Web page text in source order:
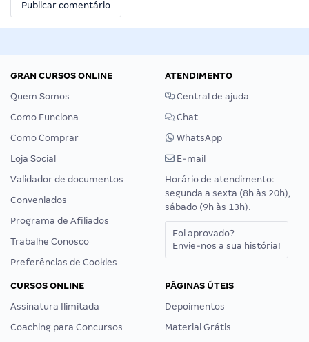
GRAN CURSOS ONLINE
Quem Somos
Como Funciona
Como Comprar
Loja Social
Validador de documentos
Conveniados
Programa de Afiliados
Trabalhe Conosco
Preferências de Cookies
ATENDIMENTO
Central de ajuda
Chat
WhatsApp
E-mail
Horário de atendimento:
segunda a sexta (8h às 20h),
sábado (9h às 13h).
Foi aprovado?
Envie-nos a sua história!
CURSOS ONLINE
Assinatura Ilimitada
Coaching para Concursos
PÁGINAS ÚTEIS
Depoimentos
Material Grátis